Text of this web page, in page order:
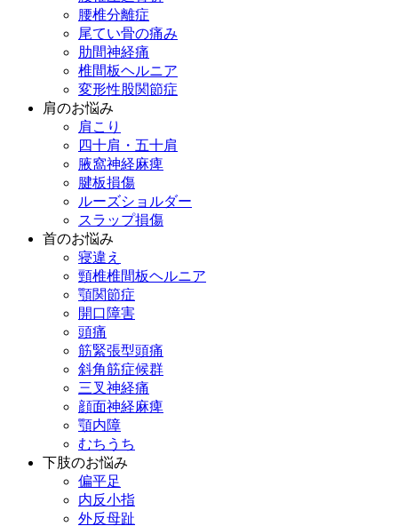
腰椎分離症
尾てい骨の痛み
肋間神経痛
椎間板ヘルニア
変形性股関節症
肩のお悩み
肩こり
四十肩・五十肩
腋窩神経麻痺
腱板損傷
ルーズショルダー
スラップ損傷
首のお悩み
寝違え
頸椎椎間板ヘルニア
顎関節症
開口障害
頭痛
筋緊張型頭痛
斜角筋症候群
三叉神経痛
顔面神経麻痺
顎内障
むちうち
下肢のお悩み
偏平足
内反小指
外反母趾